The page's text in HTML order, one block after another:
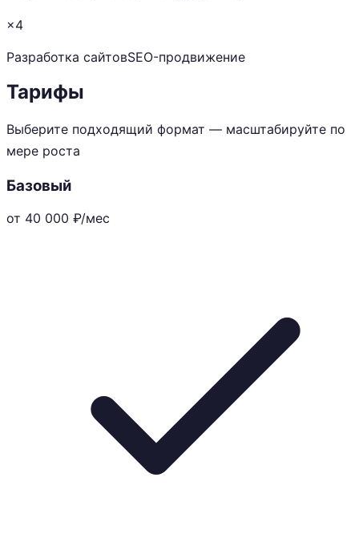
×4
Разработка сайтовSEO-продвижение
Тарифы
Выберите подходящий формат — масштабируйте по
мере роста
Базовый
от 40 000 ₽/мес